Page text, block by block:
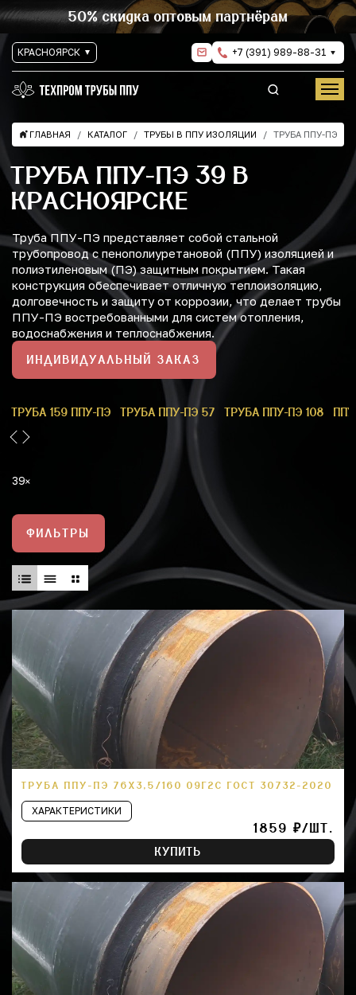
50% скидка оптовым партнёрам
КРАСНОЯРСК +7 (391) 989-88-31
ГЛАВНАЯ КАТАЛОГ ТРУБЫ В ППУ ИЗОЛЯЦИИ ТРУБА ППУ-ПЭ
ТРУБА ППУ-ПЭ 39 В
КРАСНОЯРСКЕ
Труба ППУ-ПЭ представляет собой стальной
трубопровод с пенополиуретановой (ППУ) изоляцией и
полиэтиленовым (ПЭ) защитным покрытием. Такая
конструкция обеспечивает отличную теплоизоляцию,
долговечность и защиту от коррозии, что делает трубы
ППУ-ПЭ востребованными для систем отопления,
водоснабжения и теплоснабжения.
ИНДИВИДУАЛЬНЫЙ ЗАКАЗ
ТРУБА 159 ППУ-ПЭ ТРУБА ППУ-ПЭ 57 ТРУБА ППУ-ПЭ 108
39
ФИЛЬТРЫ
ТРУБА ППУ-ПЭ 76Х3,5/160 09Г2С ГОСТ 30732-2020
ХАРАКТЕРИСТИКИ
1859 ₽/ШТ.
КУПИТЬ